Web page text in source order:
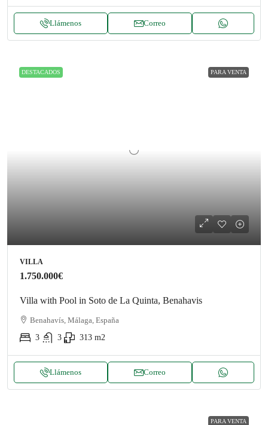
Llámenos Correo
DESTACADOS PARA VENTA
VILLA
1.750.000€
Villa with Pool in Soto de La Quinta, Benahavis
Benahavís, Málaga, España
3
3 313 m2
Llámenos Correo
PARA VENTA